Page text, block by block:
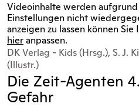
Videoinhalte werden
Einstellungen nicht
anzeigen zu lassen können
hieranpassen.
DK Verlag - Kids (Hrsg.), S. J.
(Illustr.)
Die Zeit-Agenten
Gefahr